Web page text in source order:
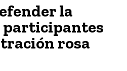
la
participantes
rosa